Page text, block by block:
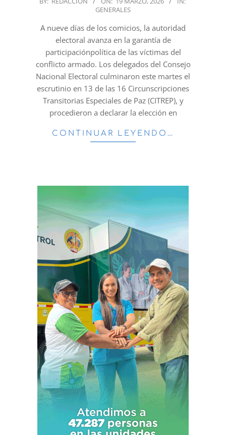
GENERALES
A nueve días de los comicios, la autoridad
electoral avanza en la garantía de
participaciónpolítica de las víctimas del
conflicto armado. Los delegados del Consejo
Nacional Electoral culminaron este martes el
escrutinio en 13 de las 16 Circunscripciones
Transitorias Especiales de Paz (CITREP), y
procedieron a declarar la elección en
CONTINUAR LEYENDO…